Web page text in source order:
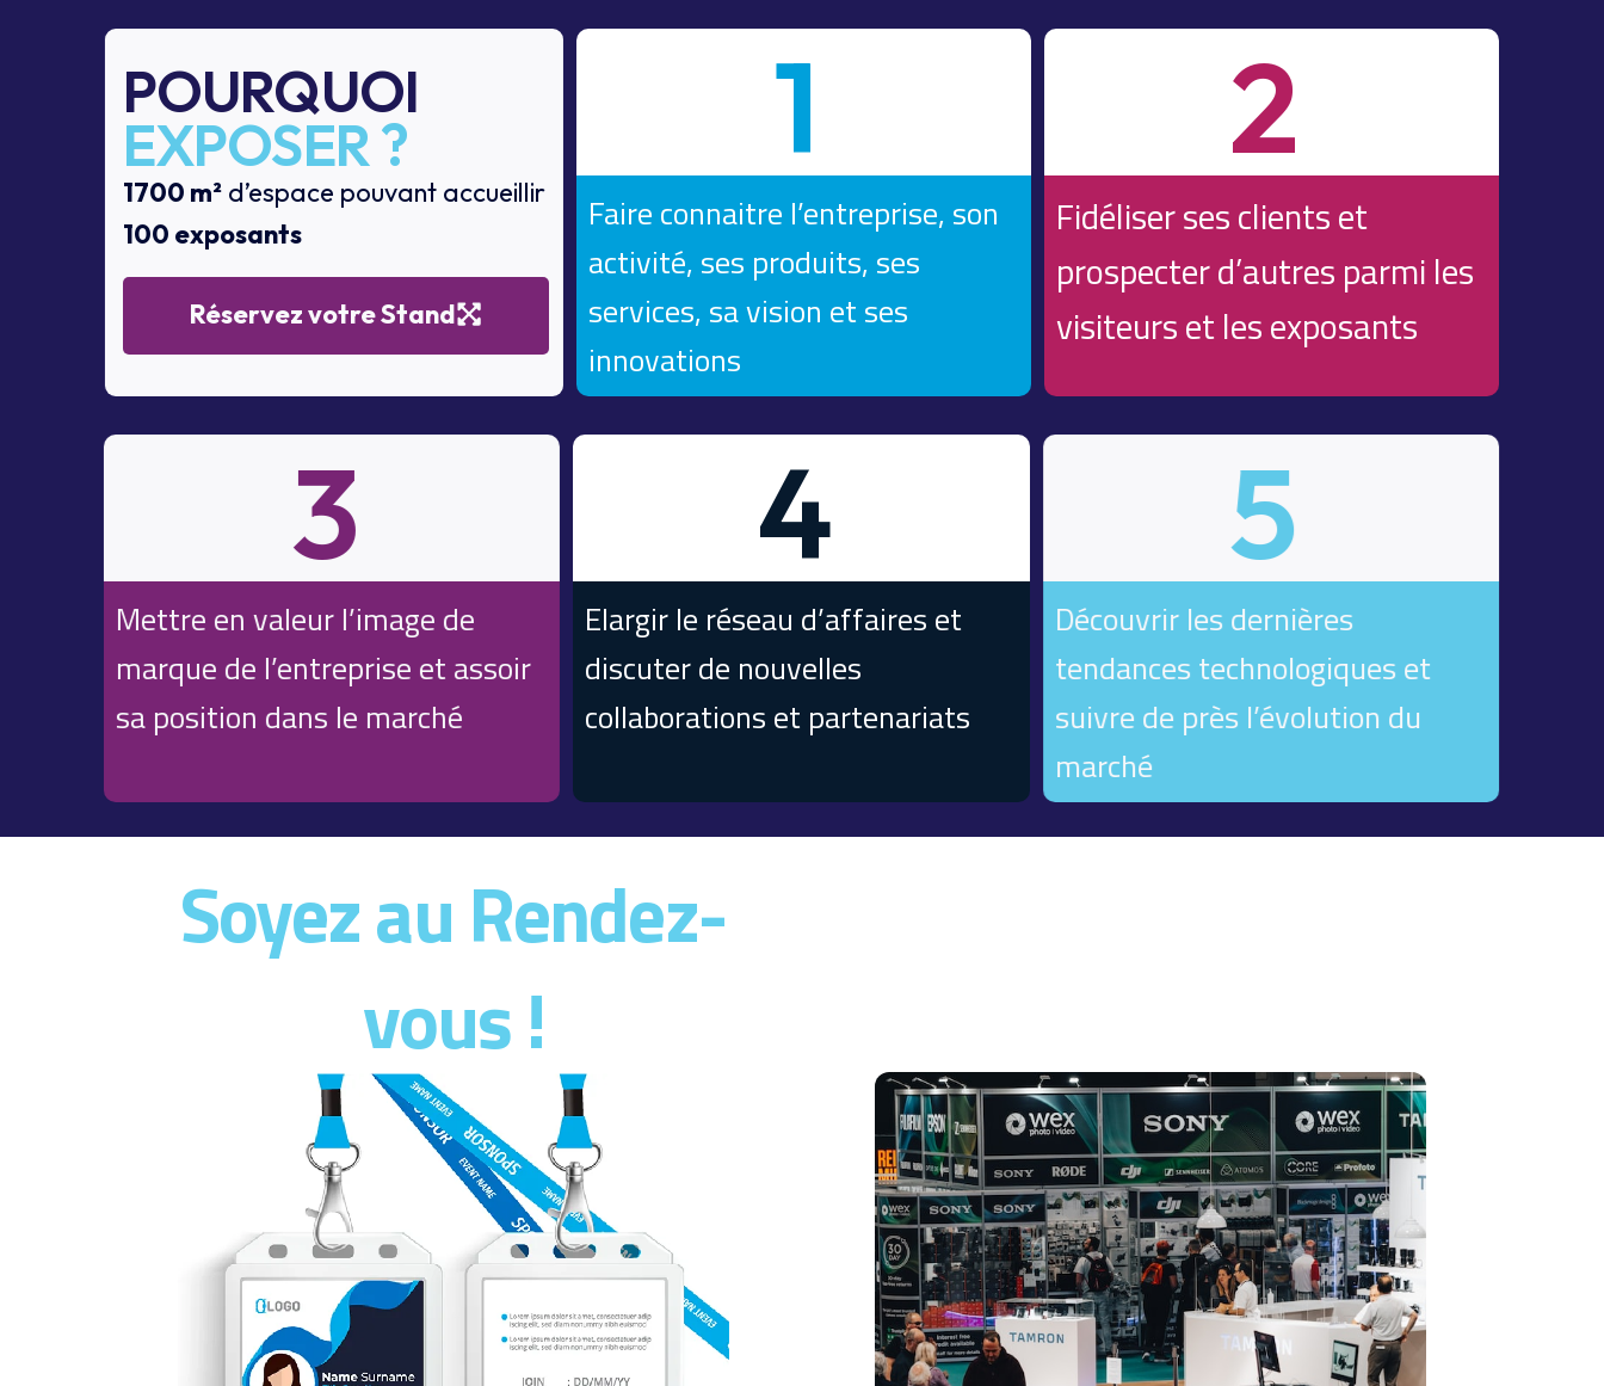
POURQUOI
EXPOSER ?
1700 m² d’espace pouvant accueillir
100 exposants
Réservez votre Stand
1
Faire connaitre l’entreprise, son
activité, ses produits, ses
services, sa vision et ses
innovations
2
Fidéliser ses clients et
prospecter d’autres parmi les
visiteurs et les exposants
3
Mettre en valeur l’image de
marque de l’entreprise et assoir
sa position dans le marché
4
Elargir le réseau d’affaires et
discuter de nouvelles
collaborations et partenariats
5
Découvrir les dernières
tendances technologiques et
suivre de près l’évolution du
marché
Soyez au Rendez-
vous !